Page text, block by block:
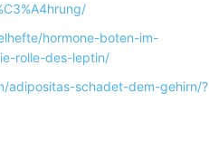
hormone-boten-im-
rolle-des-leptin/
adipositas-schadet-dem-gehirn/?